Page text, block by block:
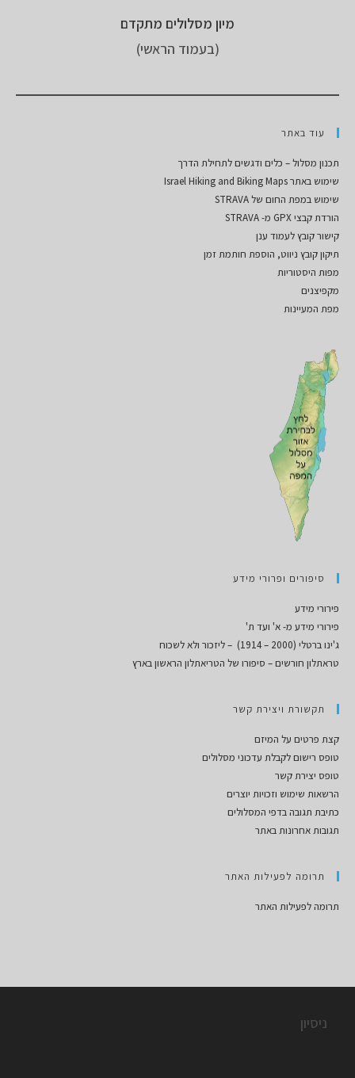
מיון מסלולים מתקדם
(בעמוד הראשי)
עוד באתר
תכנון מסלול – כלים ודגשים לתחילת הדרך
שימוש באתר Israel Hiking and Biking Maps
שימוש במפת החום של STRAVA
הורדת קבצי GPX מ- STRAVA
קישור קובץ לעמוד ענן
תיקון קובץ ניווט, הוספת חותמת זמן
מפות היסטוריות
מקפיצנים
מפת המעיינות
סיפורים ופרורי מידע
פירורי מידע
פירורי מידע מ- א' ועד ת'
ג'ינו ברטלי (2000 – 1914) – ליזכור ולא לשכוח
טראתלון חורשים – סיפורו של הטריאתלון הראשון בארץ
תקשורת ויצירת קשר
קצת פרטים על המיזם
טופס רישום לקבלת עדכוני מסלולים
טופס יצירת קשר
הרשאות שימוש וזכויות יוצרים
כתיבת תגובה בדפי המסלולים
תגובות אחרונות באתר
תרומה לפעילות האתר
תרומה לפעילות האתר
ניסיון